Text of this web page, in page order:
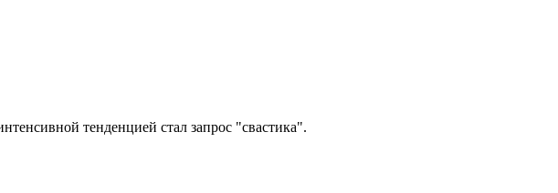
тенденцией стал запрос "свастика".